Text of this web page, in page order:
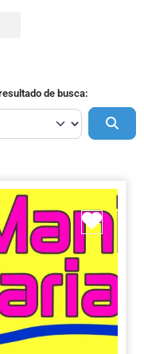
de busca: